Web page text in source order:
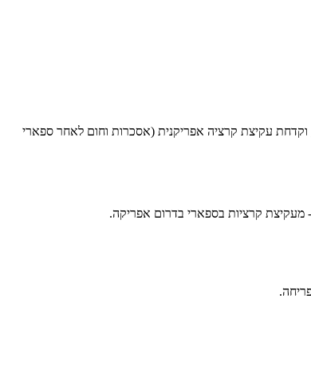
וקדחת עקיצת קרציה אפריקנית (אסכרות וחום לאחר ספארי
- מעקיצת קרציות בספארי בדרום אפריקה.